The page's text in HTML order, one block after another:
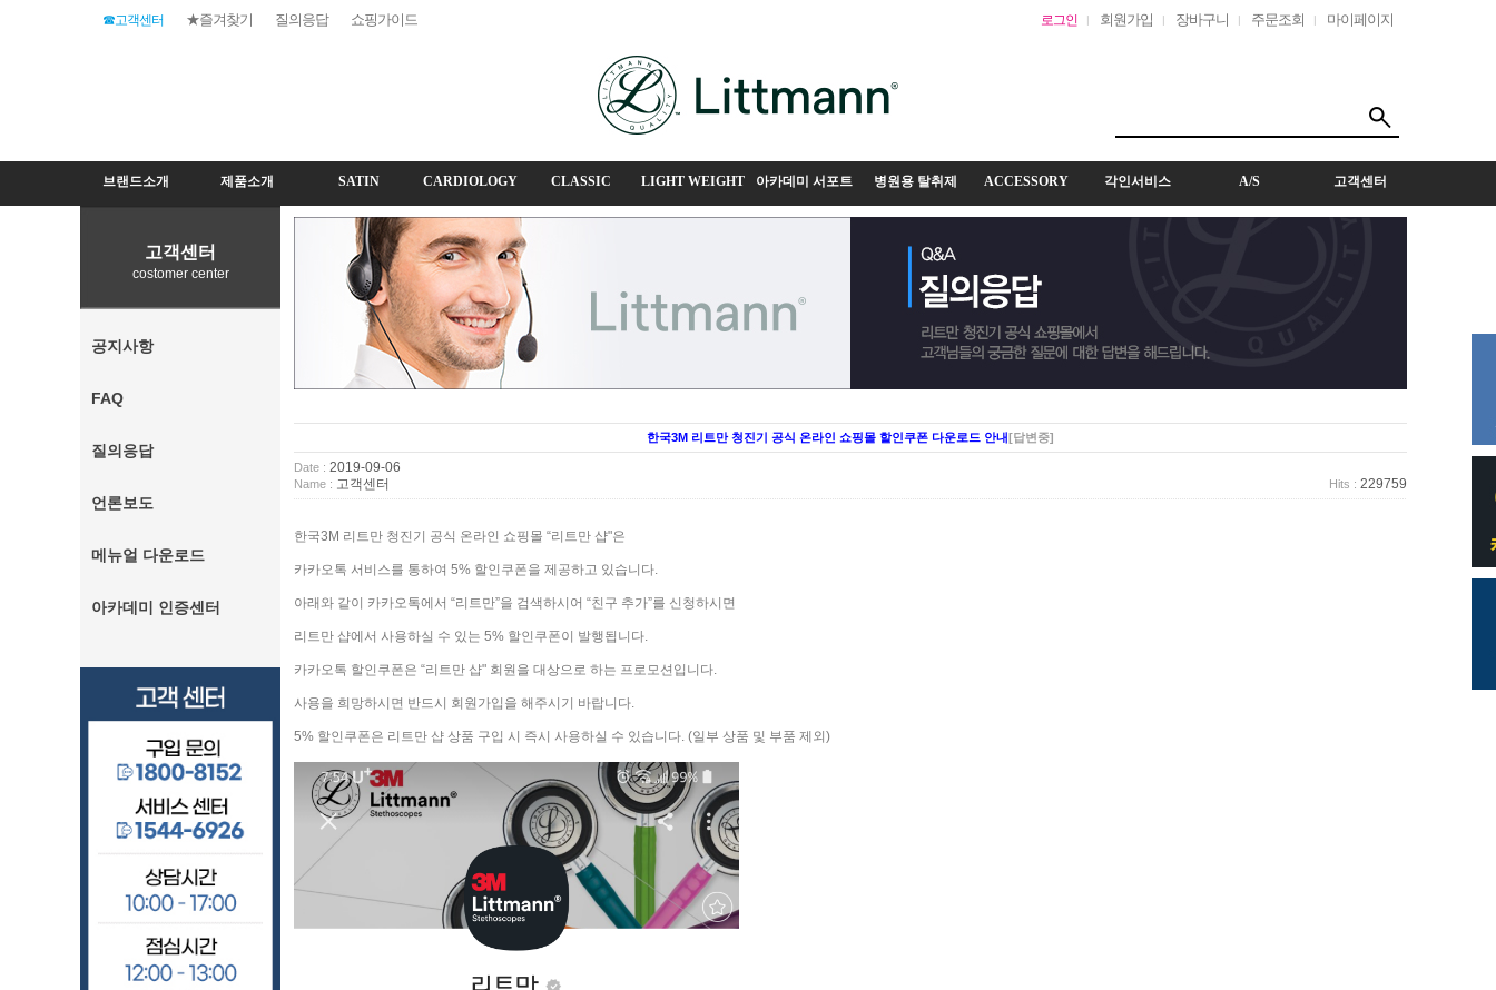
로그인 회원가입 장바구니 주문조회 마이페이지
☎고객센터 ★즐겨찾기 질의응답 쇼핑가이드
브랜드소개 제품소개 SATIN CARDIOLOGY CLASSIC LIGHT WEIGHT 아카데미 서포트 병원용 탈취제 ACCESSORY 각인서비스 A/S 고객센터
고객센터
costomer center
공지사항
FAQ
질의응답
언론보도
메뉴얼 다운로드
아카데미 인증센터
한국3M 리트만 청진기 공식 온라인 쇼핑몰 할인쿠폰 다운로드 안내[답변중]
Date : 2019-09-06
Name : 고객센터 Hits : 229759
한국3M 리트만 청진기 공식 온라인 쇼핑몰 “리트만 샵"은
카카오톡 서비스를 통하여 5% 할인쿠폰을 제공하고 있습니다.
아래와 같이 카카오톡에서 “리트만”을 검색하시어 “친구 추가”를 신청하시면
리트만 샵에서 사용하실 수 있는 5% 할인쿠폰이 발행됩니다.
카카오톡 할인쿠폰은 “리트만 샵" 회원을 대상으로 하는 프로모션입니다.
사용을 희망하시면 반드시 회원가입을 해주시기 바랍니다.
5% 할인쿠폰은 리트만 샵 상품 구입 시 즉시 사용하실 수 있습니다. (일부 상품 및 부품 제외)